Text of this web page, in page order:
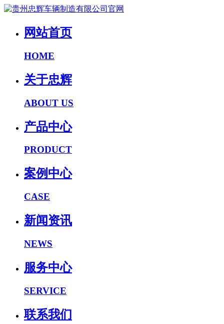
网站首页
HOME
关于忠辉
ABOUT US
产品中心
PRODUCT
案例中心
CASE
新闻资讯
NEWS
服务中心
SERVICE
联系我们